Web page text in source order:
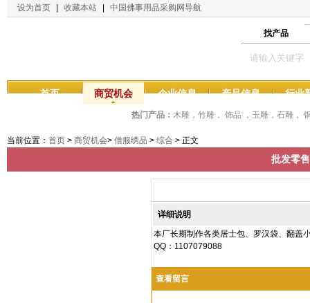
设为首页 收藏本站 中国佛事用品采购网导航
找产品
首页 商贸机会 企业信息 产品信息 行业
热门产品： 木雕，竹雕， 饰品 ，玉雕，石雕，
当前位置： 首页 > 商贸机会> 僧服绣品 > 综合 > 正文
批发零
详细说明
本厂长期制作各类居士包、罗汉袋、翻盖
QQ：1107079088
查看留言